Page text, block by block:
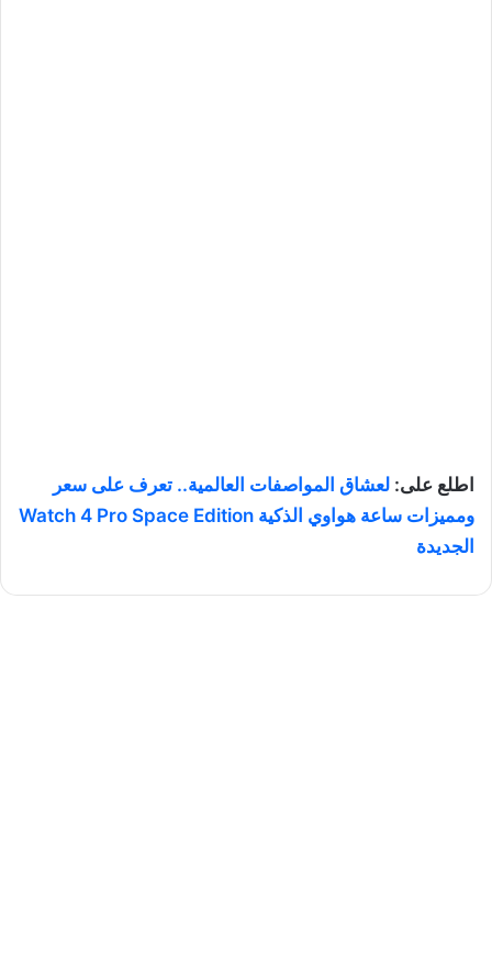
اطلع على: لعشاق المواصفات العالمية.. تعرف على سعر
ومميزات ساعة هواوي الذكية Watch 4 Pro Space Edition
الجديدة